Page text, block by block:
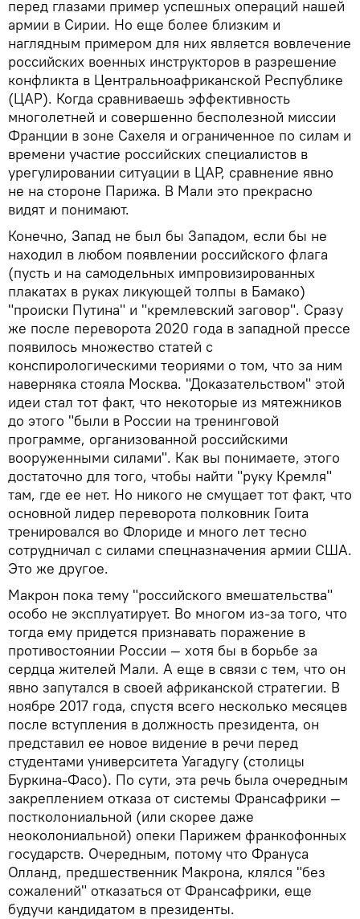
перед глазами пример успешных операций нашей
армии в Сирии. Но еще более близким и
наглядным примером для них является вовлечение
российских военных инструкторов в разрешение
конфликта в Центральноафриканской Республике
(ЦАР). Когда сравниваешь эффективность
многолетней и совершенно бесполезной миссии
Франции в зоне Сахеля и ограниченное по силам и
времени участие российских специалистов в
урегулировании ситуации в ЦАР, сравнение явно
не на стороне Парижа. В Мали это прекрасно
видят и понимают.
Конечно, Запад не был бы Западом, если бы не
находил в любом появлении российского флага
(пусть и на самодельных импровизированных
плакатах в руках ликующей толпы в Бамако)
"происки Путина" и "кремлевский заговор". Сразу
же после переворота 2020 года в западной прессе
появилось множество статей с
конспирологическими теориями о том, что за ним
наверняка стояла Москва. "Доказательством" этой
идеи стал тот факт, что некоторые из мятежников
до этого "были в России на тренинговой
программе, организованной российскими
вооруженными силами". Как вы понимаете, этого
достаточно для того, чтобы найти "руку Кремля"
там, где ее нет. Но никого не смущает тот факт, что
основной лидер переворота полковник Гоита
тренировался во Флориде и много лет тесно
сотрудничал с силами спецназначения армии США.
Это же другое.
Макрон пока тему "российского вмешательства"
особо не эксплуатирует. Во многом из-за того, что
тогда ему придется признавать поражение в
противостоянии России — хотя бы в борьбе за
сердца жителей Мали. А еще в связи с тем, что он
явно запутался в своей африканской стратегии. В
ноябре 2017 года, спустя всего несколько месяцев
после вступления в должность президента, он
представил ее новое видение в речи перед
студентами университета Уагадугу (столицы
Буркина-Фасо). По сути, эта речь была очередным
закреплением отказа от системы Франсафрики —
постколониальной (или скорее даже
неоколониальной) опеки Парижем франкофонных
государств. Очередным, потому что Франуса
Олланд, предшественник Макрона, клялся "без
сожалений" отказаться от Франсафрики, еще
будучи кандидатом в президенты.